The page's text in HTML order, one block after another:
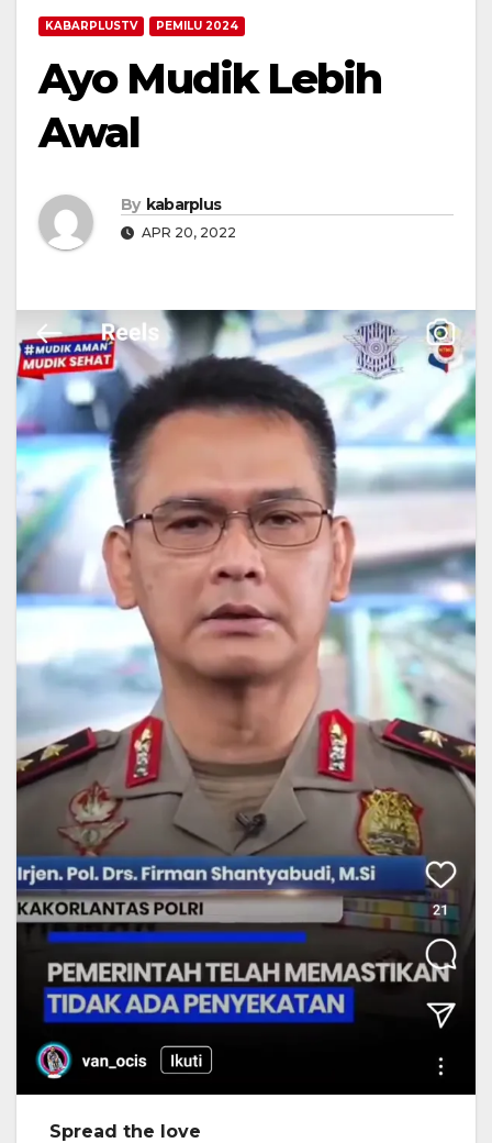
KABARPLUSTV PEMILU 2024
Ayo Mudik Lebih
Awal
By kabarplus
APR 20, 2022
Spread the love